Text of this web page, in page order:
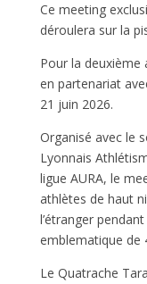
Ce meeting
déroulera sur la
Pour la deuxième
en partenariat
21 juin 2026.
Organisé avec le
Lyonnais
ligue AURA, le
athlètes de haut
l’étranger
emblematique de
Le Quatrache